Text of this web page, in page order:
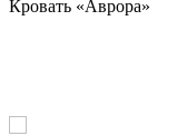
Кровать «Аврора»